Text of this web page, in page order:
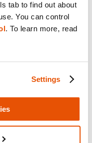
tab to find out about
You can control
. To learn more, read
Settings